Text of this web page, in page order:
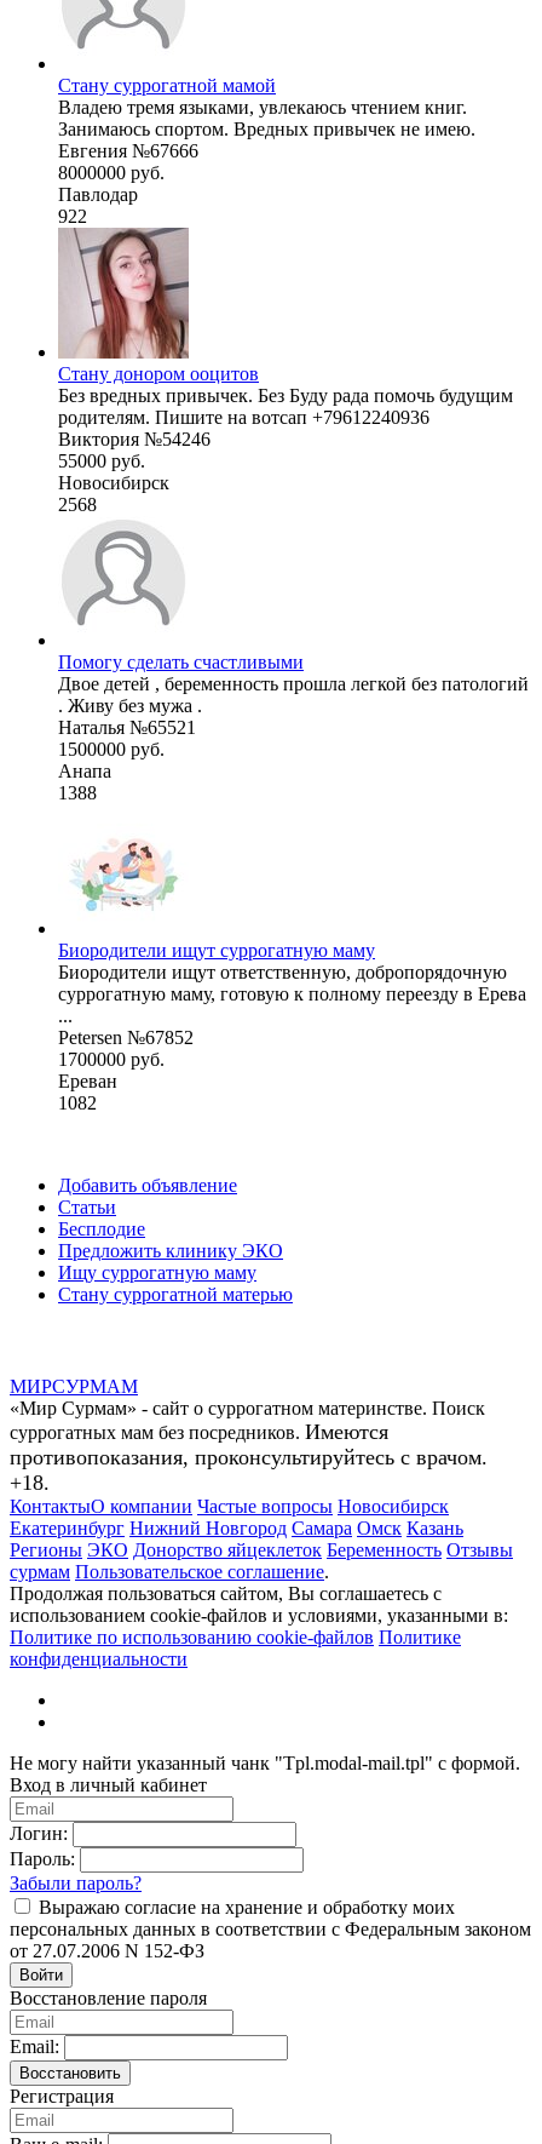
Стану суррогатной мамой
Владею тремя языками, увлекаюсь чтением книг.
Занимаюсь спортом. Вредных привычек не имею.
Евгения №67666
8000000 руб.
Павлодар
922
Стану донором ооцитов
Без вредных привычек. Без Буду рада помочь будущим
родителям. Пишите на вотсап +79612240936
Виктория №54246
55000 руб.
Новосибирск
2568
Помогу сделать счастливыми
Двое детей , беременность прошла легкой без патологий
. Живу без мужа .
Наталья №65521
1500000 руб.
Анапа
1388
Биородители ищут cуррогатную маму
Биородители ищут ответственную, добропорядочную
cуррогатную маму, готовую к полному переезду в Ерева
...
Petersen №67852
1700000 руб.
Ереван
1082
Добавить объявление
Статьи
Бесплодие
Предложить клинику ЭКО
Ищу суррогатную маму
Стану суррогатной матерью
МИРСУРМАМ
«Мир Сурмам» - сайт о суррогатном материнстве. Поиск
суррогатных мам без посредников. Имеются
противопоказания, проконсультируйтесь с врачом.
+18.
КонтактыО компании Частые вопросы Новосибирск
Екатеринбург Нижний Новгород Самара Омск Казань
Регионы ЭКО Донорство яйцеклеток Беременность Отзывы
сурмам Пользовательское соглашение.
Продолжая пользоваться сайтом, Вы соглашаетесь с
использованием cookie-файлов и условиями, указанными в:
Политике по использованию cookie-файлов Политике
конфиденциальности
Не могу найти указанный чанк "Tpl.modal-mail.tpl" с формой.
Вход в личный кабинет
Логин:
Пароль:
Забыли пароль?
Выражаю согласие на хранение и обработку моих
персональных данных в соответствии с Федеральным законом
от 27.07.2006 N 152-ФЗ
Войти
Восстановление пароля
Email:
Восстановить
Регистрация